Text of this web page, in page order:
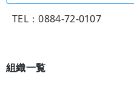
TEL：0884-72-0107
組織一覧